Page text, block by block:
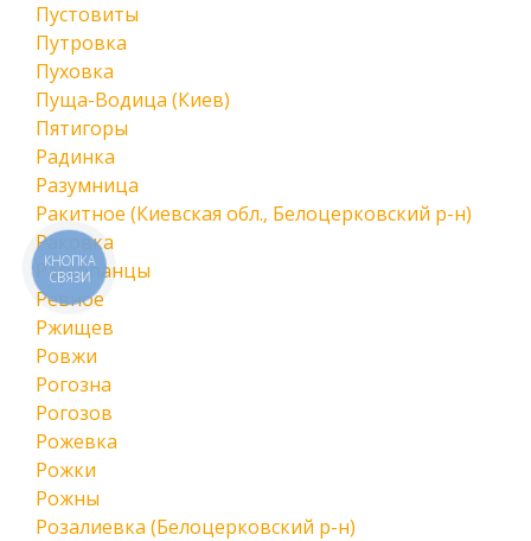
Пустовиты
Путровка
Пуховка
Пуща-Водица (Киев)
Пятигоры
Радинка
Разумница
Ракитное (Киевская обл., Белоцерковский р-н)
Раковка
Раскопанцы
Ревное
Ржищев
Ровжи
Рогозна
Рогозов
Рожевка
Рожки
Рожны
Розалиевка (Белоцерковский р-н)
КНОПКА
СВЯЗИ